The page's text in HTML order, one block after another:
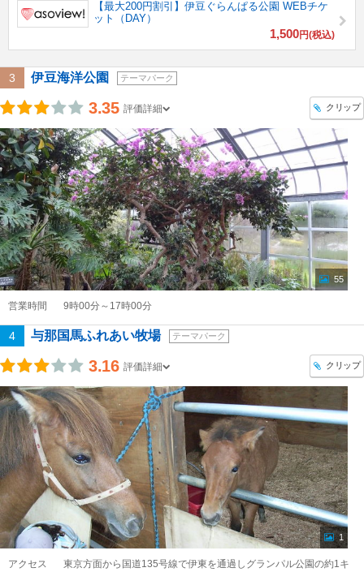
【最大200円割引】伊豆ぐらんぱる公園 WEBチケ
ット（DAY）
1,500円(税込)
3 伊豆海洋公園 テーマパーク
3.35 評価詳細 クリップ
55
営業時間 9時00分～17時00分
4 与那国馬ふれあい牧場 テーマパーク
3.16 評価詳細 クリップ
1
アクセス
東京方面から国道135号線で伊東を通過しグランパル公園の約1キ